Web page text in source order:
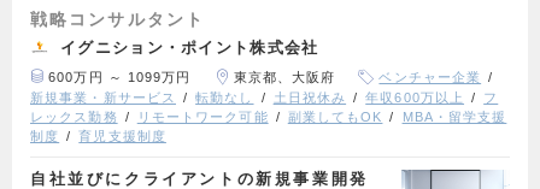
戦略コンサルタント
イグニション・ポイント株式会社
600万円 ～ 1099万円 東京都、大阪府
ベンチャー企業
新規事業・新サービス
転勤なし 土日祝休み 年収600万以上
フ
レックス勤務
リモートワーク可能 副業してもOK
MBA・留学支援
制度
育児支援制度
自社並びにクライアントの新規事業開発